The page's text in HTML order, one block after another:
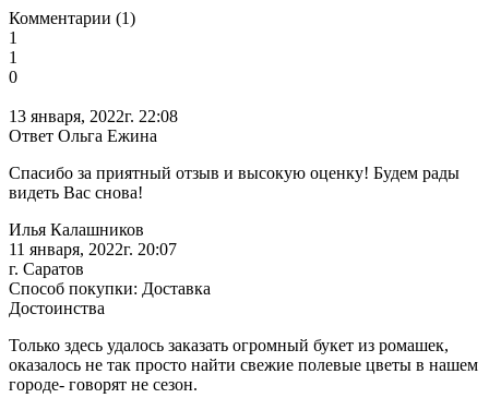
Комментарии (1)
1
1
0
13 января, 2022г. 22:08
Ответ Ольга Ежина
Спасибо за приятный отзыв и высокую оценку! Будем рады
видеть Вас снова!
Илья Калашников
11 января, 2022г. 20:07
г. Саратов
Способ покупки: Доставка
Достоинства
Только здесь удалось заказать огромный букет из ромашек,
оказалось не так просто найти свежие полевые цветы в нашем
городе- говорят не сезон.